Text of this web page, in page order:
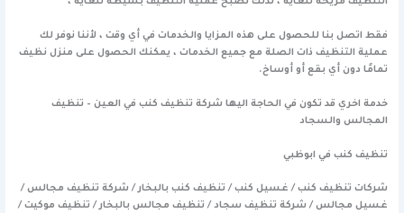
التنظيف مريحة للغاية ، لذلك تصبح عملية التنظيف بسيطة للغاية ،
فقط اتصل بنا للحصول على هذه المزايا والخدمات في أي وقت ، لأننا نوفر لك
عملية التنظيف ذات الصلة مع جميع الخدمات ، يمكنك الحصول على منزل نظيف
تمامًا دون أي بقع أو أوساخ.
خدمة اخري قد تكون في الحاجة اليها شركة تنظيف كنب في العين – تنظيف
المجالس والسجاد
تنظيف كنب في ابوظبي
شركات تنظيف كنب / غسيل كنب / تنظيف كنب بالبخار / شركة تنظيف مجالس /
غسيل مجالس / شركة تنظيف سجاد / تنظيف مجالس بالبخار / تنظيف موكيت /